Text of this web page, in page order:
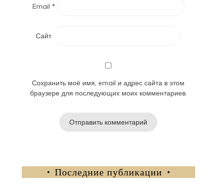
Email *
Сайт
Сохранить моё имя, email и адрес сайта в этом
браузере для последующих моих комментариев.
Последние публикации